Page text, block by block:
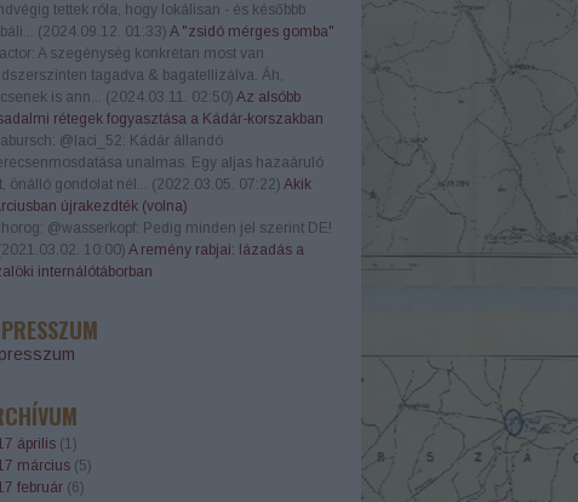
tettek róla, hogy lokálisan - és későbbb
(2024.09.12. 01:33) A "zsidó mérges gomba"
A szegénység konkrétan most van
tagadva & bagatellizálva. Áh,
is ann... (2024.03.11. 02:50) Az alsóbb
rétegek fogyasztása a Kádár-korszakban
@laci_52: Kádár állandó
unalmas. Egy aljas hazaáruló
önálló gondolat nél... (2022.03.05. 07:22) Akik
újrakezdték (volna)
@wasserkopf: Pedig minden jel szerint DE!
2021.03.02. 10:00) A remény rabjai: lázadás a
internálótáborban
április (1)
március (5)
február (6)